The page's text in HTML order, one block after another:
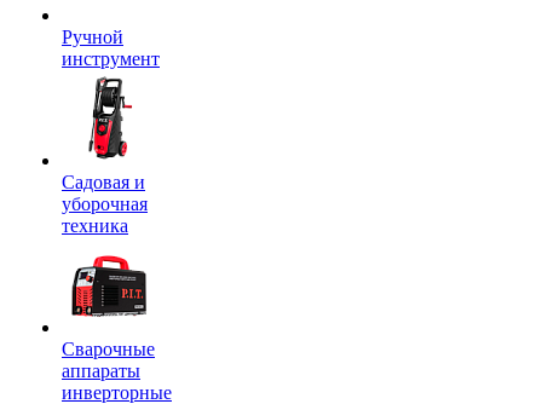
Ручной
инструмент
Садовая и
уборочная
техника
Сварочные
аппараты
инверторные